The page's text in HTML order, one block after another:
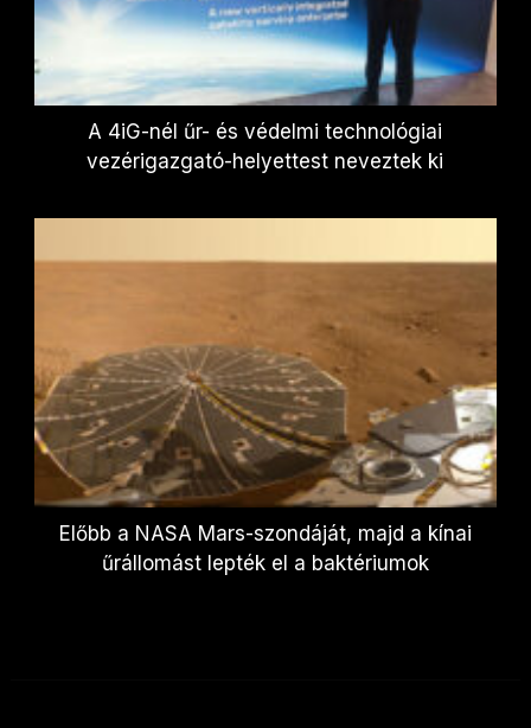
A 4iG-nél űr- és védelmi technológiai
vezérigazgató-helyettest neveztek ki
Előbb a NASA Mars-szondáját, majd a kínai
űrállomást lepték el a baktériumok